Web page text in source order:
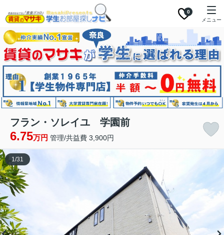
0
メニュー
フラン・ソレイユ 学園前
6.75万円 管理/共益費 3,900円
1/31